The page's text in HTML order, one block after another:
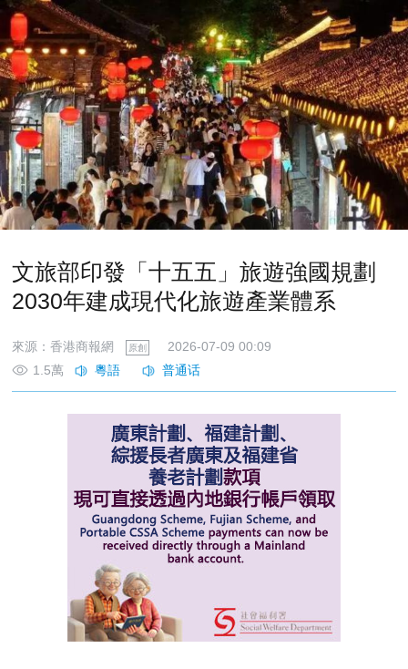
文旅部印發「十五五」旅遊強國規劃
2030年建成現代化旅遊產業體系
來源：香港商報網 原創
2026-07-09 00:09
1.5萬